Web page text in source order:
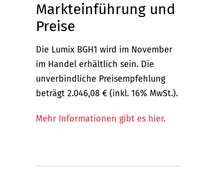
Markteinführung und
Preise
Die Lumix BGH1 wird im November
im Handel erhältlich sein. Die
unverbindliche Preisempfehlung
beträgt 2.046,08 € (inkl. 16% MwSt.).
Mehr Informationen gibt es hier.